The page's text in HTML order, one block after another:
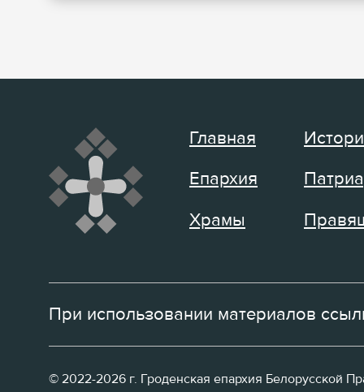
Главная
Епархия
Храмы
При использовании материалов
© 2022-2026 г. Гроденская епархия Белорусской